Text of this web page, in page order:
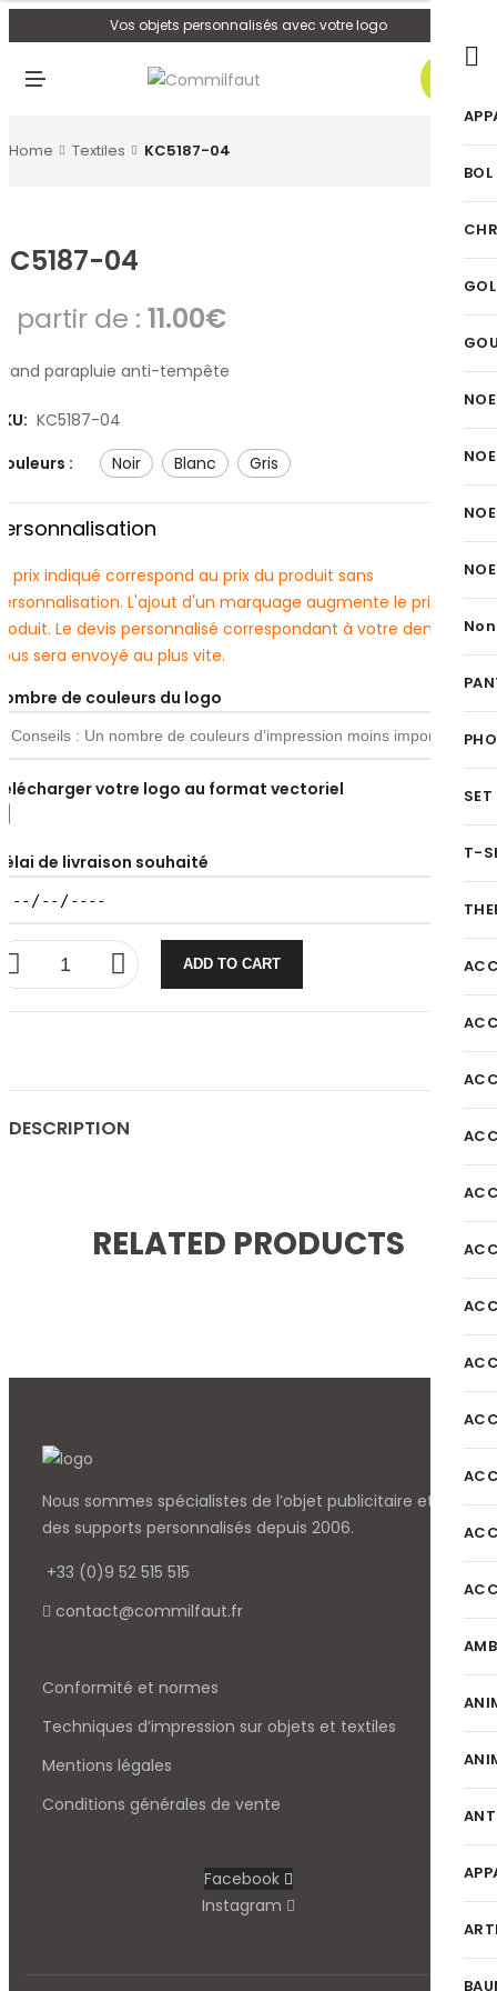
Vos objets personnalisés avec votre logo
U
0
Home Textiles KC5187-04
04
partir de : 11.00€
parapluie anti-tempête
KC5187-04
:
noir blanc gris
prix indiqué correspond au prix du produit sans
L'ajout d'un marquage augmente le prix du
Le devis personnalisé correspondant à votre demande
sera envoyé au plus vite.
de couleurs du logo
votre logo au format vectoriel
de livraison souhaité
ADD TO CART
DESCRIPTION
RELATED PRODUCTS
Nous sommes spécialistes de l’objet publicitaire et
des supports personnalisés depuis 2006.
+33 (0)9 52 515 515
contact@commilfaut.fr
Conformité et normes
Techniques d’impression sur objets et textiles
Mentions légales
Conditions générales de vente
Facebook
Instagram
BOL
T-